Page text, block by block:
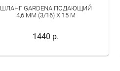
ШЛАНГ GARDENA ПОДАЮЩИЙ
4,6 ММ (3/16) Х 15 М
1440 р.